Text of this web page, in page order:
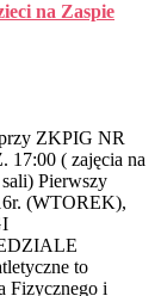
na Zaspie
ZKPIG NR
( zajęcia na
Pierwszy
(WTOREK),
to
Fizycznego i